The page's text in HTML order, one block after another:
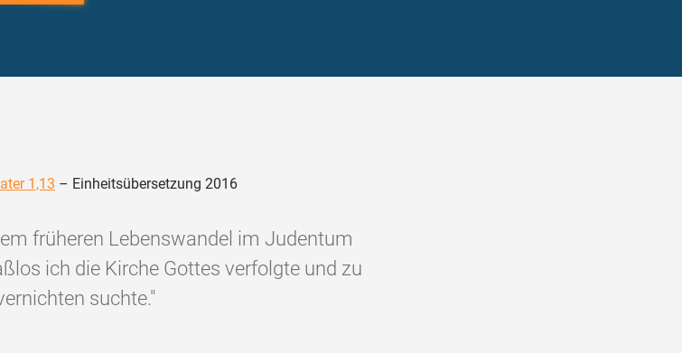
1,13 – Einheitsübersetzung 2016
früheren Lebenswandel im Judentum
ich die Kirche Gottes verfolgte und zu
suchte."